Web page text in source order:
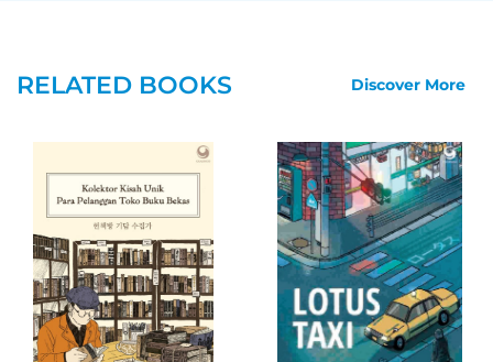
disentuh tangan orang lain diperdagangkan. Kasasagi clan
Higurashi berjanji untuk menyelesaikan kekhawatiran clan
sebenarnya merupakan penghiburan yang hangat. Alih-alih
mengejar keuntungan langsung, kita dengan tulus
mendengarkan kepedihan orang lain, bersimpati kepada
mereka, clan mengungkapkan perhatian kita. Dengan cara
ini, toko barang bekas terlahir kembali sebagai ruang
kenyamanan clan keramahtamahan.
RELATED BOOKS Discover More